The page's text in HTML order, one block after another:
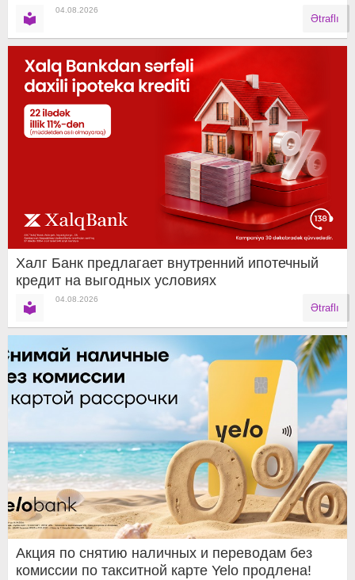
04.08.2026
Ətraflı
Халг Банк предлагает внутренний ипотечный
кредит на выгодных условиях
04.08.2026
Ətraflı
Акция по снятию наличных и переводам без
комиссии по такситной карте Yelo продлена!